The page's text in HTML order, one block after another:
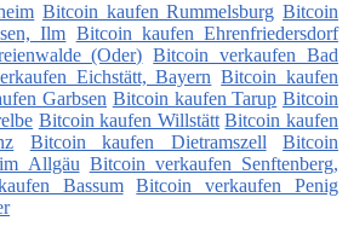
Bitcoin kaufen Rummelsburg Bitcoin
Ilm Bitcoin kaufen Ehrenfriedersdorf
(Oder) Bitcoin verkaufen Bad
Eichstätt, Bayern Bitcoin kaufen
Garbsen Bitcoin kaufen Tarup Bitcoin
Bitcoin kaufen Willstätt Bitcoin kaufen
Bitcoin kaufen Dietramszell
Bitcoin
Allgäu Bitcoin verkaufen Senftenberg,
Bassum
Bitcoin verkaufen Penig